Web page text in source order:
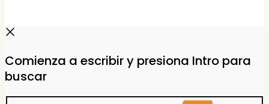
Comienza a escribir y presiona Intro para
buscar
Buscar...